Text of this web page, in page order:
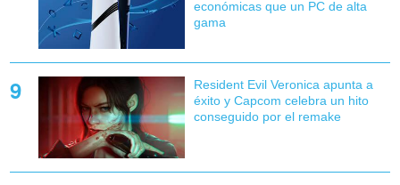
económicas que un PC de alta
gama
Resident Evil Veronica apunta a
éxito y Capcom celebra un hito
conseguido por el remake